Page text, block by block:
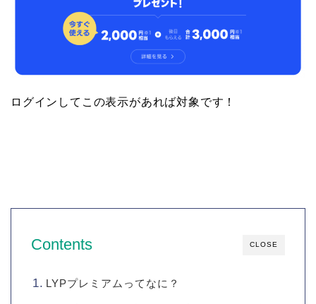
ログインしてこの表示があれば対象です！
CLOSE
Contents
LYPプレミアムってなに？